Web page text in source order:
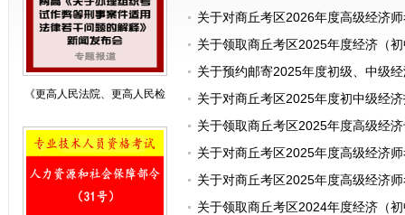
《更高人民法院、更高人民检
察院关于办理组织考试作弊等
刑事案件
关于对商丘考区2026年度高级经济
关于领取商丘考区2025年度经济（
关于预约邮寄2025年度初级、中级
关于对商丘考区2025年度初中级经
关于领取商丘考区2025年度高级经
关于对商丘考区2025年度高级经济
关于对商丘考区2025年度高级经济
关于领取商丘考区2024年度经济（